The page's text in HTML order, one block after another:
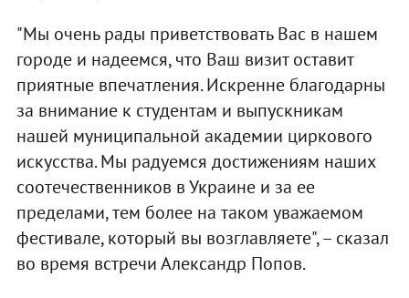
"Мы очень рады приветствовать Вас в нашем
городе и надеемся, что Ваш визит оставит
приятные впечатления. Искренне благодарны
за внимание к студентам и выпускникам
нашей муниципальной академии циркового
искусства. Мы радуемся достижениям наших
соотечественников в Украине и за ее
пределами, тем более на таком уважаемом
фестивале, который вы возглавляете", – сказал
во время встречи Александр Попов.